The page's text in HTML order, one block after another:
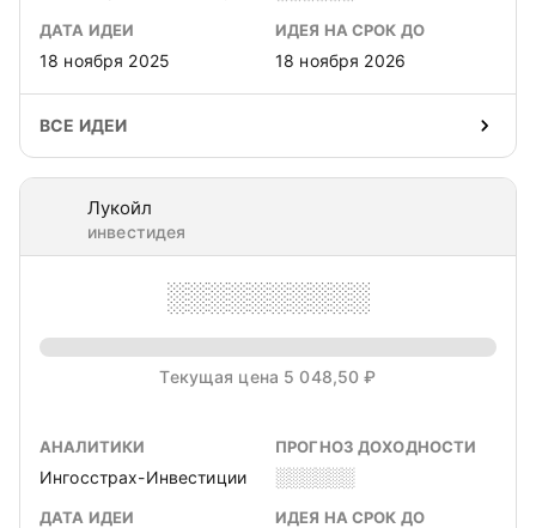
ДАТА ИДЕИ
18 ноября 2025
ИДЕЯ НА СРОК ДО
18 ноября 2026
ВСЕ ИДЕИ
Лукойл
инвестидея
░░░░░░░░░░
Текущая цена 5 048,50 ₽
АНАЛИТИКИ
Ингосстрах-Инвестиции
ПРОГНОЗ ДОХОДНОСТИ
░░░░░░
ДАТА ИДЕИ ИДЕЯ НА СРОК ДО